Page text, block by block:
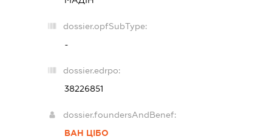
dossier.opfSubType:
-
dossier.edrpo:
38226851
dossier.foundersAndBenef:
ВАН ЦІБО